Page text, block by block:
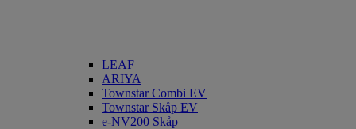
LEAF
ARIYA
Townstar Combi EV
Townstar Skåp EV
e-NV200 Skåp